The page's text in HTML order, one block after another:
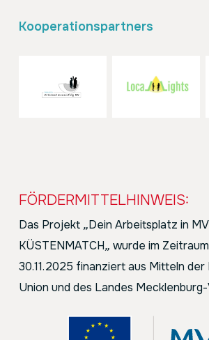
Kooperationspartners
FÖRDERMITTELHINWEIS:
Das Projekt „Dein Arbeitsplatz in
KÜSTENMATCH„ wurde im
30.11.2025 finanziert aus Mitteln der
Union und des Landes